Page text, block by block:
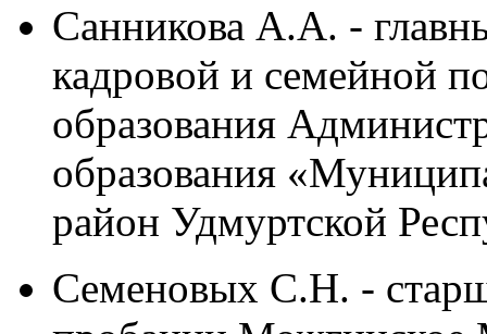
Санникова А.А. -
кадровой и семейной
образования
образования
район Удмуртской
Семеновых С.Н. -